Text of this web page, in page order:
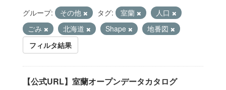
グループ: その他 タグ: 室蘭
人口
ごみ
北海道 Shape
地番図
フィルタ結果
【公式URL】室蘭オープンデータカタログ